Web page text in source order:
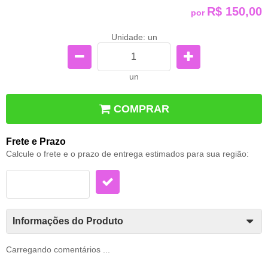
por R$ 150,00
Unidade: un
un
COMPRAR
Frete e Prazo
Calcule o frete e o prazo de entrega estimados para sua região:
Informações do Produto
Carregando comentários ...